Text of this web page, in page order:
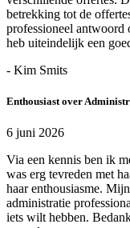
betrekking tot de
professioneel antwoord
heb uiteindelijk een
- Kim Smits
Enthousiast over
6 juni 2026
Via een kennis ben ik
was erg tevreden met
haar enthousiasme.
administratie
iets wilt hebben.